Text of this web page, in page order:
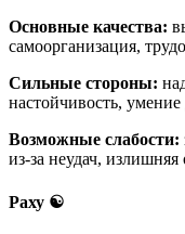
Основные качества:
самоорганизация,
Сильные стороны:
настойчивость,
Возможные слабости:
из-за неудач, излишняя
Раху ☯️